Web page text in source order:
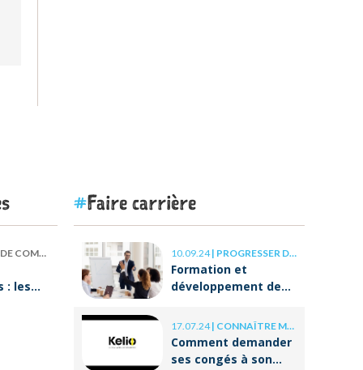
: les
Faire carrière
10.09.24| PROGRESSER DANS SA CARRIÈRE
Formation et
développement des
clés de la réussite à
long terme
17.07.24| CONNAÎTRE MES DROITS
Comment demander
ses congés à son